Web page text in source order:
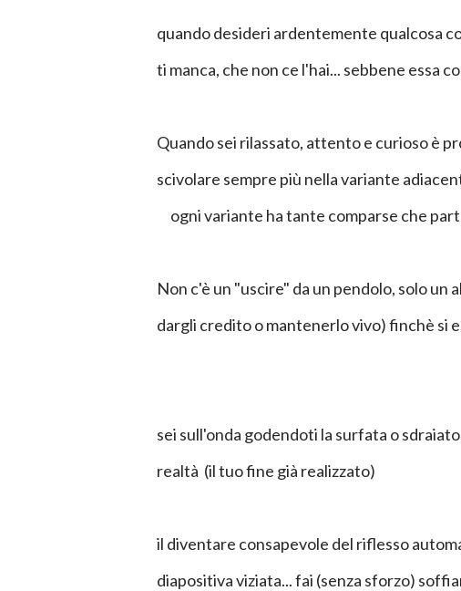
quando desideri ardentemente qualcosa
ti manca, che non ce l'hai... sebbene essa
Quando sei rilassato, attento e curioso è
scivolare sempre più nella variante
ogni variante ha tante comparse che
Non c'è un "uscire" da un pendolo, solo
dargli credito o mantenerlo vivo) finchè si
sei sull'onda godendoti la surfata o
realtà (il tuo fine già realizzato)
il diventare consapevole del riflesso
diapositiva viziata... fai (senza sforzo)